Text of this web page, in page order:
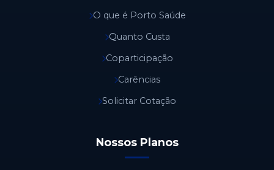
O que é Porto Saúde
Quanto Custa
Coparticipação
Carências
Solicitar Cotação
Nossos Planos